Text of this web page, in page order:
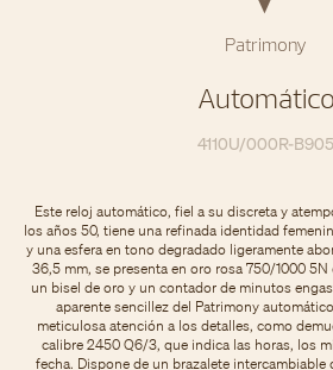
Patrimony
Automático
4110U/000R-B905
Este reloj automático, fiel a su discreta y
los años 50, tiene una refinada identidad
y una esfera en tono degradado ligeramente
36,5 mm, se presenta en oro rosa 750/1000
un bisel de oro y un contador de minutos
aparente sencillez del Patrimony
meticulosa atención a los detalles, como
calibre 2450 Q6/3, que indica las horas, los
fecha. Dispone de un brazalete